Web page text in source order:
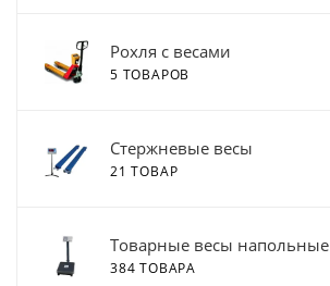
Рохля с весами
5 ТОВАРОВ
Стержневые весы
21 ТОВАР
Товарные весы напольные
384 ТОВАРА